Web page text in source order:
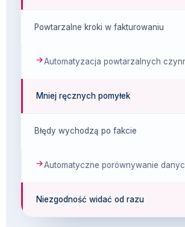
Powtarzalne kroki w fakturowaniu
Automatyzacja powtarzalnych
Mniej ręcznych pomyłek
Błędy wychodzą po fakcie
Automatyczne porównywanie
Niezgodność widać od razu